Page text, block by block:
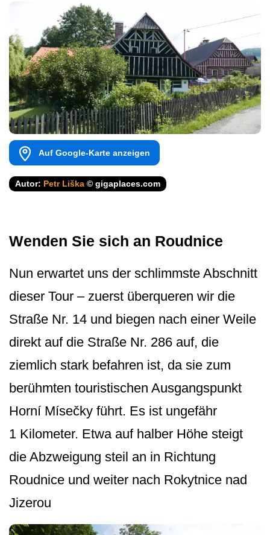
Auf Google-Karte anzeigen
Autor: Petr Liška © gigaplaces.com
Wenden Sie sich an Roudnice
Nun erwartet uns der schlimmste Abschnitt
dieser Tour – zuerst überqueren wir die
Straße Nr. 14 und biegen nach einer Weile
direkt auf die Straße Nr. 286 auf, die
ziemlich stark befahren ist, da sie zum
berühmten touristischen Ausgangspunkt
Horní Mísečky führt. Es ist ungefähr
1 Kilometer. Etwa auf halber Höhe steigt
die Abzweigung steil an in Richtung
Roudnice und weiter nach Rokytnice nad
Jizerou